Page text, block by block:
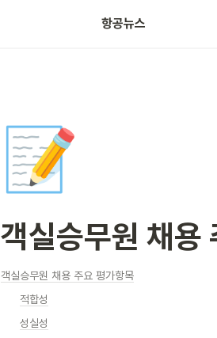
항공뉴스
📝
객실승무원 채용
객실승무원 채용 주요 평가항목
적합성
성실성